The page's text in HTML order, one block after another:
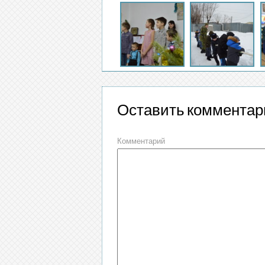
Оставить
Комментарий